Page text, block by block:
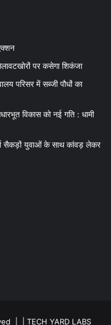
पर कसेगा शिकंजा
परिसर में सब्जी पौधों का
विकास को नई गति : धामी
सैकड़ों युवाओं के साथ कांवड़ लेकर
| | TECH YARD LABS